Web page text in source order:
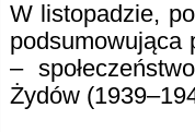
W listopadzie,
podsumowująca
–
Żydów